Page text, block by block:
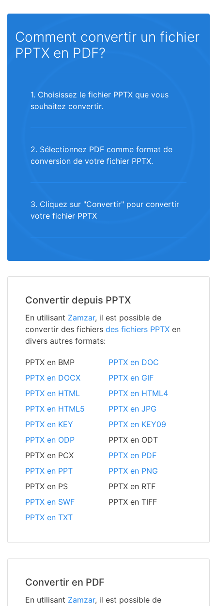
Comment convertir un fichier
PPTX en PDF?
1. Choisissez le fichier PPTX que vous
souhaitez convertir.
2. Sélectionnez PDF comme format de
conversion de votre fichier PPTX.
3. Cliquez sur "Convertir" pour convertir
votre fichier PPTX
Convertir depuis PPTX
En utilisant Zamzar, il est possible de
convertir des fichiers des fichiers PPTX en
divers autres formats:
PPTX en BMP
PPTX en DOC
PPTX en DOCX
PPTX en GIF
PPTX en HTML
PPTX en HTML4
PPTX en HTML5
PPTX en JPG
PPTX en KEY
PPTX en KEY09
PPTX en ODP
PPTX en ODT
PPTX en PCX
PPTX en PDF
PPTX en PPT
PPTX en PNG
PPTX en PS
PPTX en RTF
PPTX en SWF
PPTX en TIFF
PPTX en TXT
Convertir en PDF
En utilisant Zamzar, il est possible de